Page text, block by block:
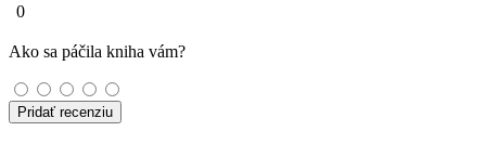
0
Ako sa páčila kniha vám?
Pridať recenziu